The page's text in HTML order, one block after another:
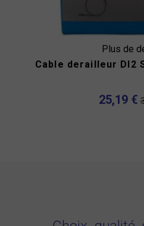
Plus de
Cable derailleur DI2
25,19 €